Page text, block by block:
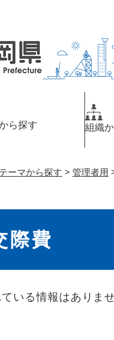
ら探す 組織
テーマから探す > 管理者用
際費
いる情報はありませ